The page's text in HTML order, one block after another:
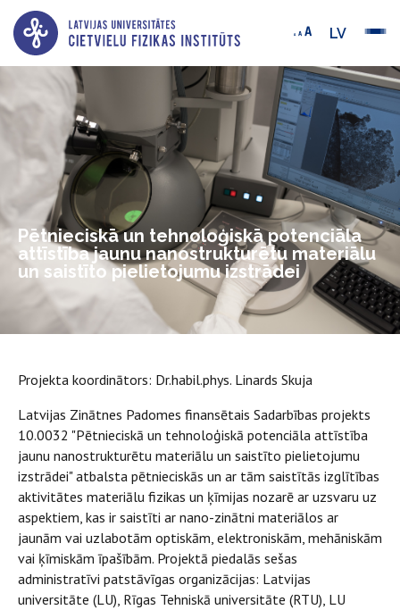
LV
Pētnieciskā un tehnoloģiskā potenciāla
attīstība jaunu nanostrukturētu materiālu
un saistīto pielietojumu izstrādei
Projekta koordinātors: Dr.habil.phys. Linards Skuja
Latvijas Zinātnes Padomes finansētais Sadarbības projekts
10.0032 "Pētnieciskā un tehnoloģiskā potenciāla attīstība
jaunu nanostrukturētu materiālu un saistīto pielietojumu
izstrādei" atbalsta pētnieciskās un ar tām saistītās izglītības
aktivitātes materiālu fizikas un ķīmijas nozarē ar uzsvaru uz
aspektiem, kas ir saistīti ar nano-zinātni materiālos ar
jaunām vai uzlabotām optiskām, elektroniskām, mehāniskām
vai ķīmiskām īpašībām. Projektā piedalās sešas
administratīvi patstāvīgas organizācijas: Latvijas
universitāte (LU), Rīgas Tehniskā universitāte (RTU), LU